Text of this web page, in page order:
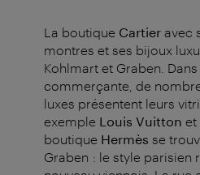
La boutique Cartier avec
montres et ses bijoux
Kohlmart et Graben.
commerçante, de
luxes présentent leurs
exemple Louis Vuitton et
boutique Hermès se
Graben : le style parisien